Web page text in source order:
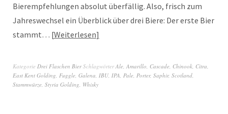
Bierempfehlungen absolut überfällig. Also, frisch zum
Jahreswechsel ein Überblick über drei Biere: Der erste Bier
stammt… Weiterlesen
Kategorie Drei Flaschen Bier SchlagwörterAle Amarillo Cascade Chinook Citra
East Kent Golding Fuggle Galena IBU IPA Pale Porter, Saphir, Scotland
Stammwürze Styria Golding Whisky